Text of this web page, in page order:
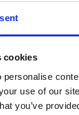
cookies
personalise
use of our
you’ve
30 år
guider vi dig
som gerne vil